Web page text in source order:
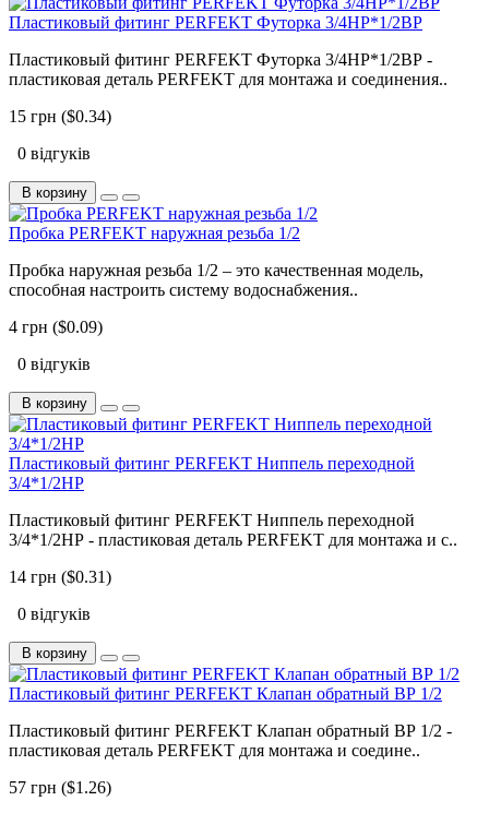
Пластиковый фитинг PERFEKT Футорка 3/4НР*1/2ВР
Пластиковый фитинг PERFEKT Футорка 3/4НР*1/2ВР -
пластиковая деталь PERFEKT для монтажа и соединения..
15 грн ($0.34)
0 відгуків
В корзину
Пробка PERFEKT наружная резьба 1/2
Пробка наружная резьба 1/2 – это качественная модель,
способная настроить систему водоснабжения..
4 грн ($0.09)
0 відгуків
В корзину
Пластиковый фитинг PERFEKT Ниппель переходной
3/4*1/2НР
Пластиковый фитинг PERFEKT Ниппель переходной
3/4*1/2НР - пластиковая деталь PERFEKT для монтажа и с..
14 грн ($0.31)
0 відгуків
В корзину
Пластиковый фитинг PERFEKT Клапан обратный ВР 1/2
Пластиковый фитинг PERFEKT Клапан обратный ВР 1/2 -
пластиковая деталь PERFEKT для монтажа и соедине..
57 грн ($1.26)